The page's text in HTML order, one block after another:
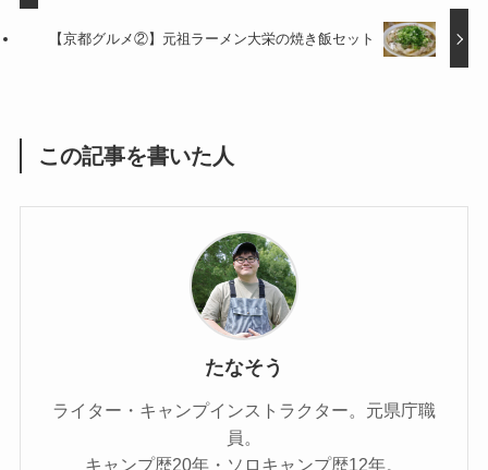
【京都グルメ②】元祖ラーメン大栄の焼き飯セット
この記事を書いた人
たなそう
ライター・キャンプインストラクター。元県庁職
員。
キャンプ歴20年・ソロキャンプ歴12年。